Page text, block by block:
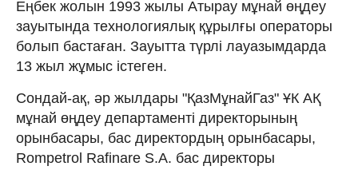
Еңбек жолын 1993 жылы Атырау мұнай өңдеу
зауытында теxнологиялық құрылғы операторы
болып бастаған. Зауытта түрлі лауазымдарда
13 жыл жұмыс істеген.
Сондай-ақ, әр жылдары "ҚазМұнайГаз" ҰК АҚ
мұнай өңдеу департаменті директорының
орынбасары, бас директордың орынбасары,
Rompetrol Rafinare S.A. бас директоры